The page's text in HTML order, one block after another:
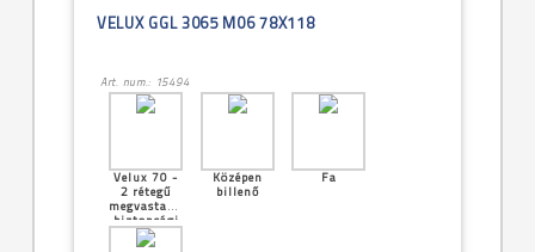
VELUX GGL 3065 M06 78X118
Art. num.: 15494
Velux 70 -
2 rétegű
megvastagított
biztonsági
üveg
Középen
billenő
Fa